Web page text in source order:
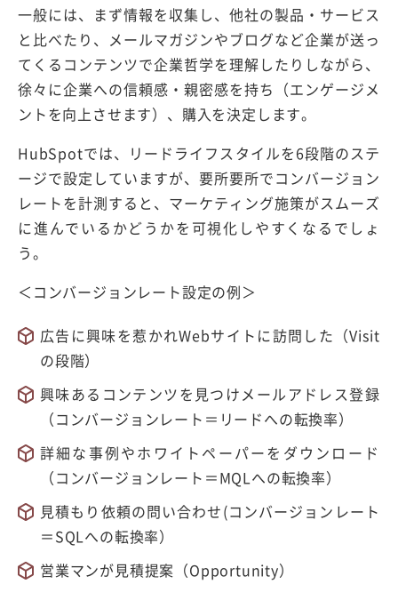
一般には、まず情報を収集し、他社の製品・サービス
と比べたり、メールマガジンやブログなど企業が送っ
てくるコンテンツで企業哲学を理解したりしながら、
徐々に企業への信頼感・親密感を持ち（エンゲージメ
ントを向上させます）、購入を決定します。
HubSpotでは、リードライフスタイルを6段階のステ
ージで設定していますが、要所要所でコンバージョン
レートを計測すると、マーケティング施策がスムーズ
に進んでいるかどうかを可視化しやすくなるでしょ
う。
＜コンバージョンレート設定の例＞
広告に興味を惹かれWebサイトに訪問した（Visit
の段階）
興味あるコンテンツを見つけメールアドレス登録
（コンバージョンレート＝リードへの転換率）
詳細な事例やホワイトペーパーをダウンロード
（コンバージョンレート＝MQLへの転換率）
見積もり依頼の問い合わせ(コンバージョンレート
＝SQLへの転換率）
営業マンが見積提案（Opportunity）